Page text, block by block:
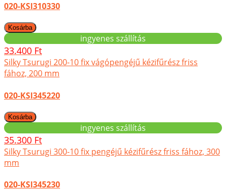
020-KSI310330
ingyenes szállítás
33.400 Ft
Silky Tsurugi 200-10 fix vágópengéjű kézifűrész friss
fához, 200 mm
020-KSI345220
ingyenes szállítás
35.300 Ft
Silky Tsurugi 300-10 fix pengéjű kézifűrész friss fához, 300
mm
020-KSI345230